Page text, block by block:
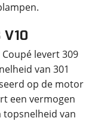
V10
Coupé levert 309
van 301
op de motor
een vermogen
topsnelheid van